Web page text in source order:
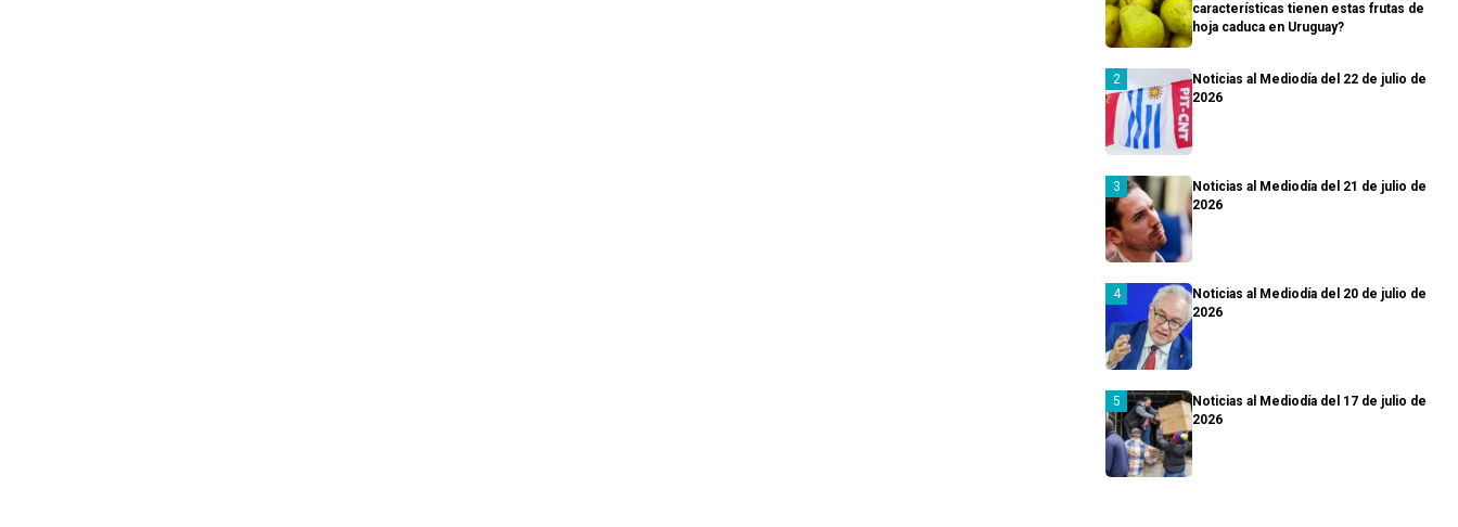
características tienen estas frutas de
hoja caduca en Uruguay?
Noticias al Mediodía del 22 de julio de
2026
Noticias al Mediodía del 21 de julio de
2026
Noticias al Mediodía del 20 de julio de
2026
Noticias al Mediodía del 17 de julio de
2026